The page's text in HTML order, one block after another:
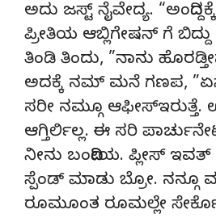
ಅದು ಜಸ್ಟ್ ನೈವೇದ್ಯ.
ಪ್ರೀತಿಯ ಆಬ್ಲಿಗೇಷನ್ ಗೆ
ತಿಂಡಿ ತಿಂದು, ”ನಾನು
ಅದಕ್ಕೆ ನಮ್ ಮನೆ ಗಣಪ,
ಸರೀ ನಮ್ಗೂ
ಆಗ್ತಿರ್ಲಿಲ್ಲ. ಈ ಸರಿ
ನೀನು ಬಂದಿದೀಯ. ಪ್ಲೀಸ್
ಸ್ಪೆಂಡ್ ಮಾಡು ಬ್ರೋ. ನನ್ಗೂ
ರೂಮೂಂತ ರೂಮಲ್ಲೇ